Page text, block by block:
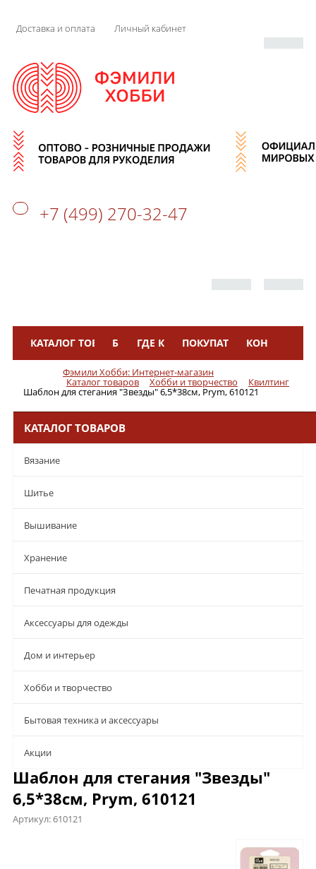
Доставка и оплата Личный кабинет
+7 (499) 270-32-47
КАТАЛОГ ТОВАРОВБРЕНДЫГДЕ КУПИТЬПОКУПАТЕЛЯМКОНТАКТЫ
Фэмили Хобби: Интернет-магазин
Каталог товаров Хобби и творчество Квилтинг
Шаблон для стегания "Звезды" 6,5*38см, Prym, 610121
КАТАЛОГ ТОВАРОВ
Вязание
Шитье
Вышивание
Хранение
Печатная продукция
Аксессуары для одежды
Дом и интерьер
Хобби и творчество
Бытовая техника и аксессуары
Aкции
Шаблон для стегания "Звезды"
6,5*38см, Prym, 610121
Артикул:610121